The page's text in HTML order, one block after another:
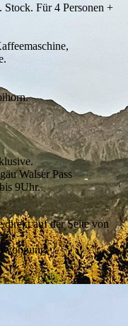
Für 4 Personen +
Walser Pass
9Uhr.
direkt auf der Seite von